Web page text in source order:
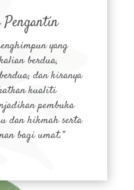
yang
berdua,
dan kiranya
kualiti
pembuka
dan hikmah serta
bagi umat.”